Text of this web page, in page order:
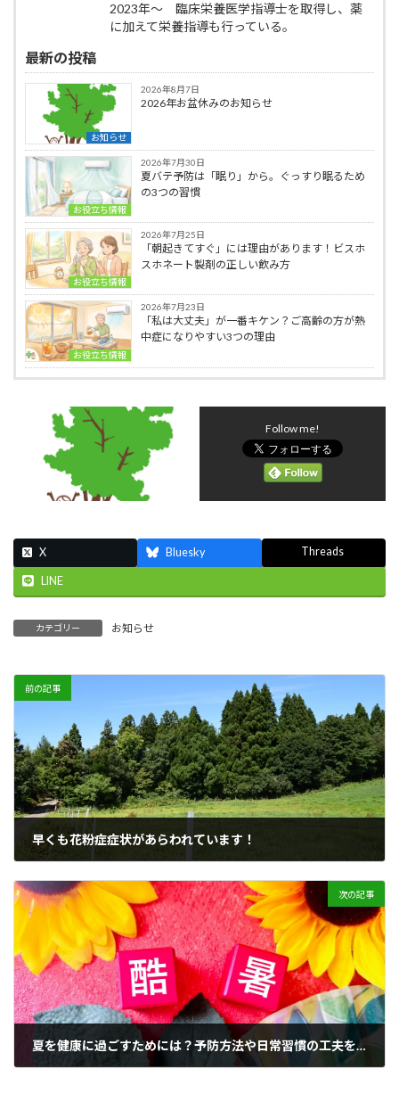
2023年～ 臨床栄養医学指導士を取得し、薬
に加えて栄養指導も行っている。
最新の投稿
お知らせ
2026年8月7日
2026年お盆休みのお知らせ
お役立ち情報
2026年7月30日
夏バテ予防は「眠り」から。ぐっすり眠るため
の3つの習慣
お役立ち情報
2026年7月25日
「朝起きてすぐ」には理由があります！ビスホ
スホネート製剤の正しい飲み方
お役立ち情報
2026年7月23日
「私は大丈夫」が一番キケン？ご高齢の方が熱
中症になりやすい3つの理由
Follow me!
X Bluesky Threads
LINE
カテゴリー お知らせ
前の記事
早くも花粉症症状があらわれています！
次の記事
夏を健康に過ごすためには？予防方法や日常習慣の工夫を紹介